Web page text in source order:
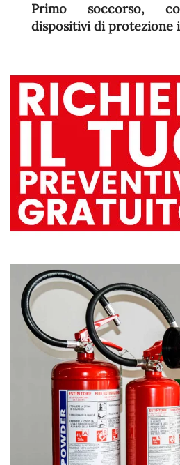
Primo soccorso,
dispositivi di protezione